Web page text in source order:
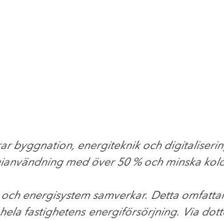
byggnation, energiteknik och
med över 50 % och minska
energisystem samverkar. Detta
fastighetens energiförsörjning. Via